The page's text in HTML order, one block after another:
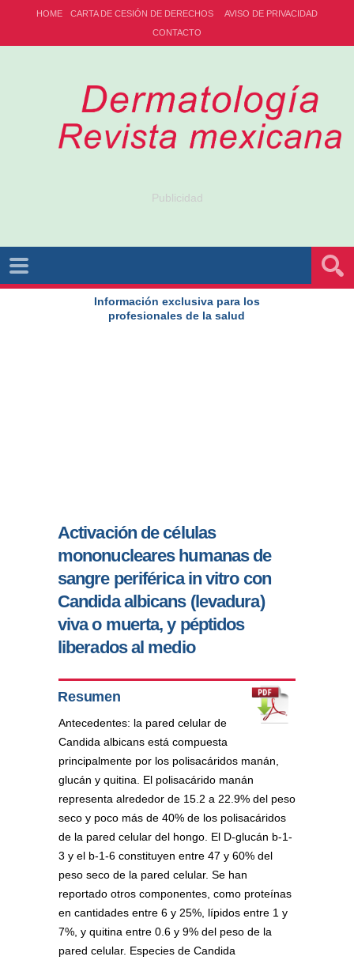
HOME CARTA DE CESIÓN DE DERECHOS
AVISO DE PRIVACIDAD
CONTACTO
Publicidad
Información exclusiva para los
profesionales de la salud
Activación de células
mononucleares humanas de
sangre periférica in vitro con
Candida albicans (levadura)
viva o muerta, y péptidos
liberados al medio
Resumen
Antecedentes: la pared celular de
Candida albicans está compuesta
principalmente por los polisacáridos manán,
glucán y quitina. El polisacárido manán
representa alrededor de 15.2 a 22.9% del peso
seco y poco más de 40% de los polisacáridos
de la pared celular del hongo. El D-glucán b-1-
3 y el b-1-6 constituyen entre 47 y 60% del
peso seco de la pared celular. Se han
reportado otros componentes, como proteínas
en cantidades entre 6 y 25%, lípidos entre 1 y
7%, y quitina entre 0.6 y 9% del peso de la
pared celular. Especies de Candida